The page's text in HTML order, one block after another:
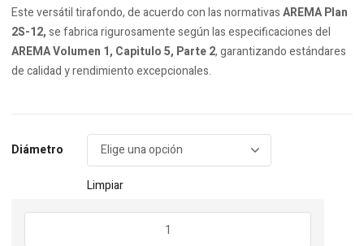
Este versátil tirafondo, de acuerdo con las normativasAREMA Plan
2S-12,se fabrica rigurosamente según las especificaciones del
AREMA Volumen 1, Capitulo 5, Parte 2, garantizando estándares
de calidad y rendimiento excepcionales.
Diámetro
Limpiar